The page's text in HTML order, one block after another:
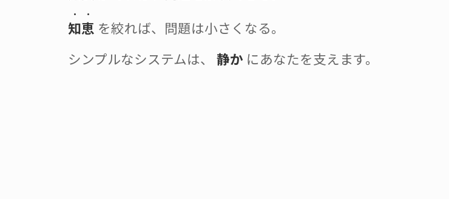
知恵 を絞れば、問題は小さくなる。
シンプルなシステムは、 静か にあなたを支えます。